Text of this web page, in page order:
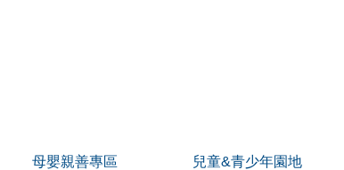
母嬰親善專區 兒童&青少年園地